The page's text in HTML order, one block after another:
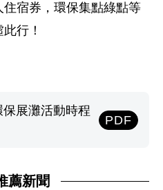
宿券，環保集點綠點等
行！
展灘活動時程
PDF
薦新聞